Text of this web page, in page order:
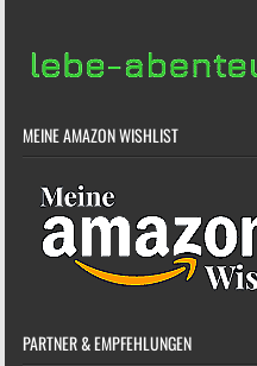
MEINE AMAZON WISHLIST
PARTNER & EMPFEHLUNGEN